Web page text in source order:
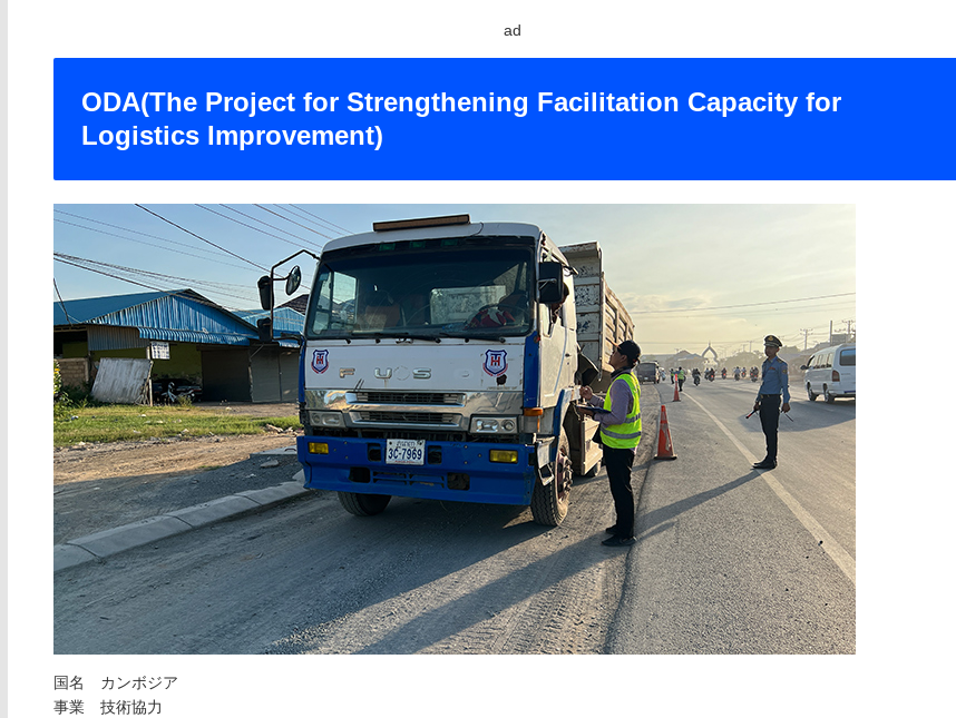
ad
ODA(The Project for Strengthening Facilitation Capacity for
Logistics Improvement)
国名 カンボジア
事業 技術協力